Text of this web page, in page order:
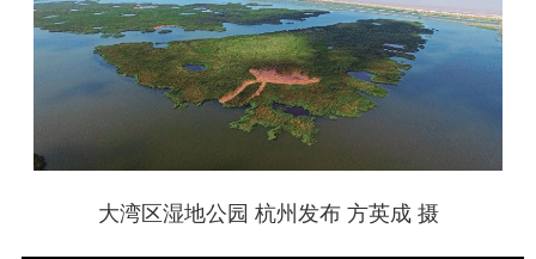
大湾区湿地公园 杭州发布 方英成 摄